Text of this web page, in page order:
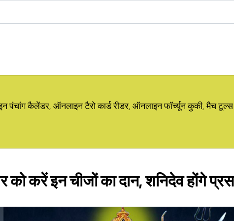
पंचांग कैलेंडर, ऑनलाइन टैरो कार्ड रीडर, ऑनलाइन फॉर्च्यून कुकी, मैच टूल्स
को करें इन चीजों का दान, शनिदेव होंगे